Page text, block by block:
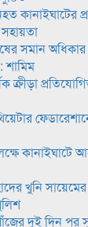
কানাইঘাটের
সমান
শামিম
ক্রীড়া
কানাইঘাটে
খুনি
দুই দিন